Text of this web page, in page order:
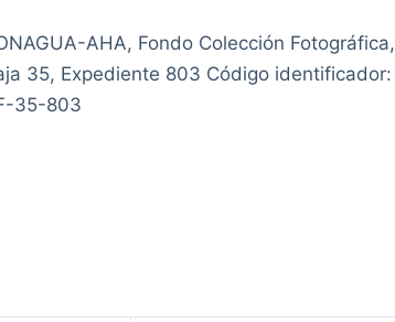
AHA, Fondo Colección Fotográfica,
35, Expediente 803 Código identificador:
35-803